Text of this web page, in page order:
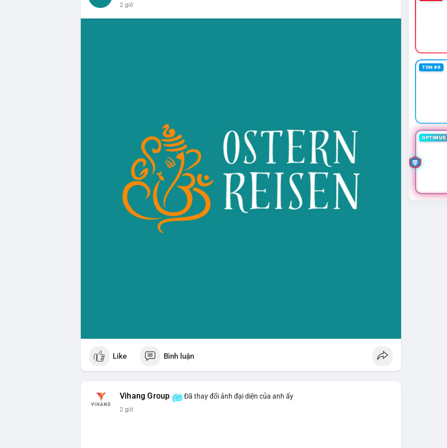
2 giờ
Like Bình luận
Vihang Group Đã thay đổi ảnh đại diện của anh ấy
2 giờ
TON #9
OPTIMUS